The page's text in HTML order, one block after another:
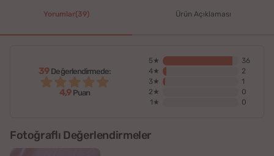
Yorumlar(39) Ürün Açıklaması
39 Değerlendirmede:
4,9 Puan
5★
36
4★
2
3★
1
2★
0
1★
0
Fotoğraflı Değerlendirmeler